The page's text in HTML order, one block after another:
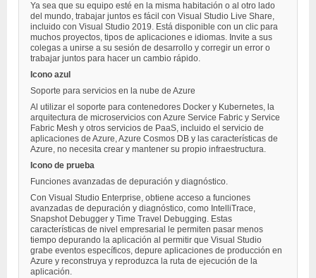
Ya sea que su equipo esté en la misma habitación o al otro lado
del mundo, trabajar juntos es fácil con Visual Studio Live Share,
incluido con Visual Studio 2019. Está disponible con un clic para
muchos proyectos, tipos de aplicaciones e idiomas. Invite a sus
colegas a unirse a su sesión de desarrollo y corregir un error o
trabajar juntos para hacer un cambio rápido.
Icono azul
Soporte para servicios en la nube de Azure
Al utilizar el soporte para contenedores Docker y Kubernetes, la
arquitectura de microservicios con Azure Service Fabric y Service
Fabric Mesh y otros servicios de PaaS, incluido el servicio de
aplicaciones de Azure, Azure Cosmos DB y las características de
Azure, no necesita crear y mantener su propio infraestructura.
Icono de prueba
Funciones avanzadas de depuración y diagnóstico.
Con Visual Studio Enterprise, obtiene acceso a funciones
avanzadas de depuración y diagnóstico, como IntelliTrace,
Snapshot Debugger y Time Travel Debugging. Estas
características de nivel empresarial le permiten pasar menos
tiempo depurando la aplicación al permitir que Visual Studio
grabe eventos específicos, depure aplicaciones de producción en
Azure y reconstruya y reproduzca la ruta de ejecución de la
aplicación.